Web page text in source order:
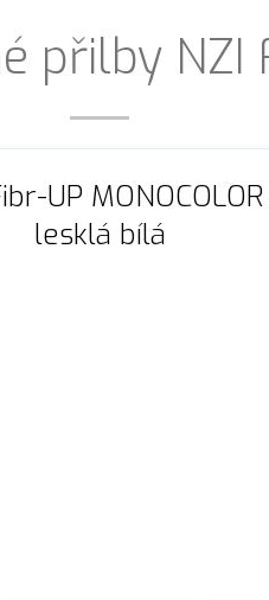
přilby NZI
UP MONOCOLOR
lesklá bílá